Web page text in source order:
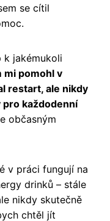
se cítil
k jakémukoli
mi pomohl v
restart, ale nikdy
pro každodenní
občasným
v práci fungují na
drinků – stále
nikdy skutečně
chtěl jít